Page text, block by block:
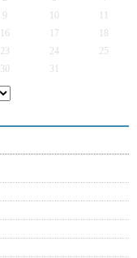
9
16 17
23 24
25
30 31